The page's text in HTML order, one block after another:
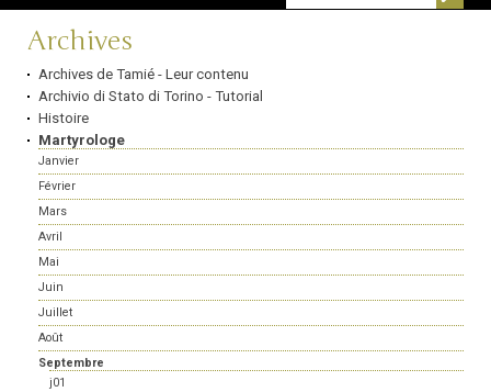
Navigation
Archives
Archives de Tamié - Leur contenu
Archivio di Stato di Torino - Tutorial
Histoire
Martyrologe
Janvier
Février
Mars
Avril
Mai
Juin
Juillet
Août
Septembre
j01